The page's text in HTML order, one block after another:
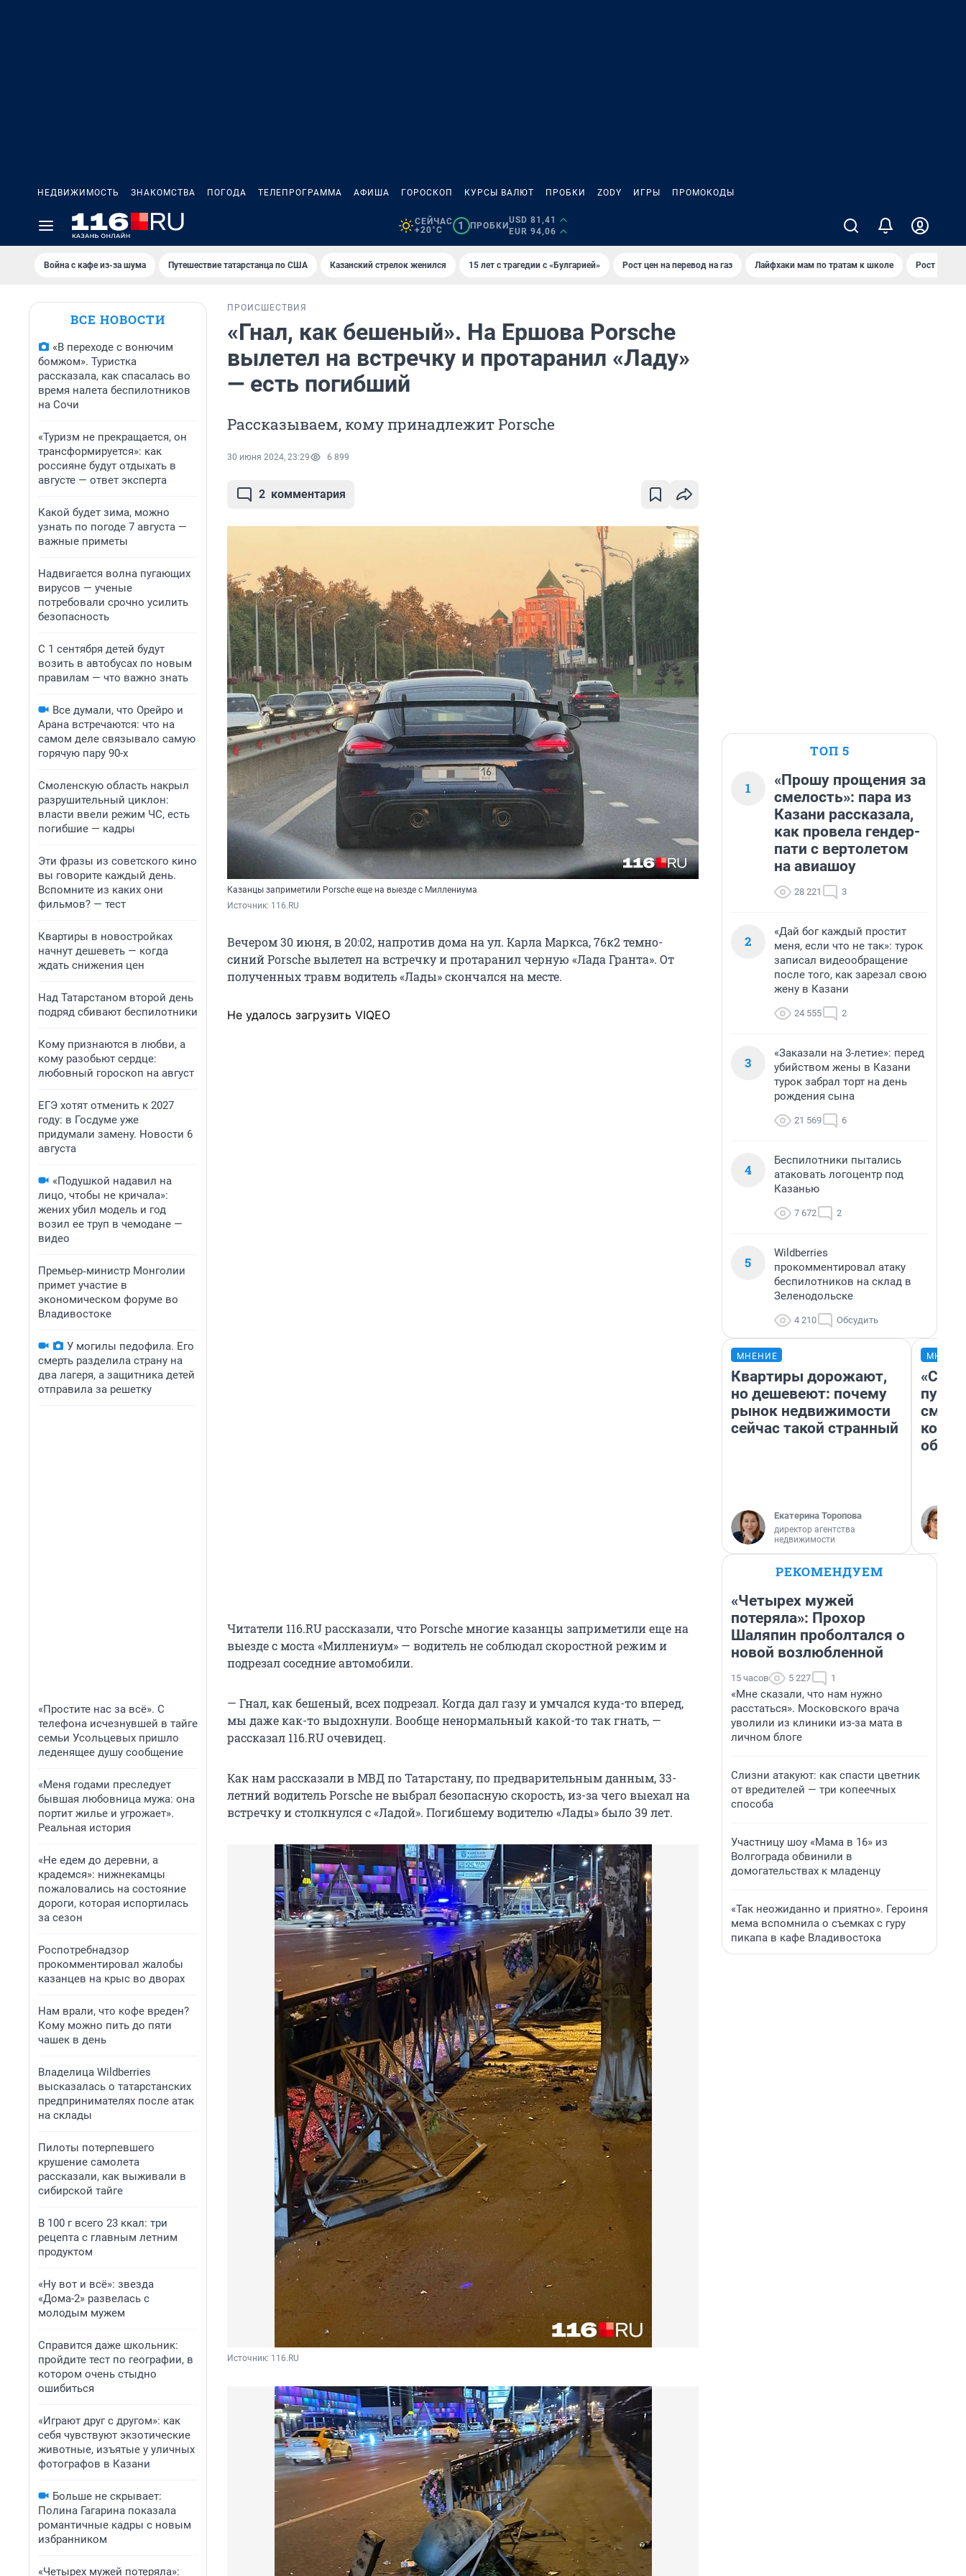
НЕДВИЖИМОСТЬ ЗНАКОМСТВА ПОГОДА ТЕЛЕПРОГРАММА АФИША ГОРОСКОП КУРСЫ ВАЛЮТ ПРОБКИ ZODY ИГРЫ ПРОМОКОДЫ
СЕЙЧАС
+20°C
1 ПРОБКИ
USD 81,41
EUR 94,06
Война с кафе из-за шума Путешествие татарстанца по США Казанский стрелок женился 15 лет с трагедии с «Булгарией» Рост цен на перевод на газ Лайфхаки мам по тратам к школе Рост цен на
ВСЕ НОВОСТИ
«В переходе с вонючим
бомжом». Туристка
рассказала, как спасалась во
время налета беспилотников
на Сочи
«Туризм не прекращается, он
трансформируется»: как
россияне будут отдыхать в
августе — ответ эксперта
Какой будет зима, можно
узнать по погоде 7 августа —
важные приметы
Надвигается волна пугающих
вирусов — ученые
потребовали срочно усилить
безопасность
С 1 сентября детей будут
возить в автобусах по новым
правилам — что важно знать
Все думали, что Орейро и
Арана встречаются: что на
самом деле связывало самую
горячую пару 90-х
Смоленскую область накрыл
разрушительный циклон:
власти ввели режим ЧС, есть
погибшие — кадры
Эти фразы из советского кино
вы говорите каждый день.
Вспомните из каких они
фильмов? — тест
Квартиры в новостройках
начнут дешеветь — когда
ждать снижения цен
Над Татарстаном второй день
подряд сбивают беспилотники
Кому признаются в любви, а
кому разобьют сердце:
любовный гороскоп на август
ЕГЭ хотят отменить к 2027
году: в Госдуме уже
придумали замену. Новости 6
августа
«Подушкой надавил на
лицо, чтобы не кричала»:
жених убил модель и год
возил ее труп в чемодане —
видео
Премьер‑министр Монголии
примет участие в
экономическом форуме во
Владивостоке
У могилы педофила. Его
смерть разделила страну на
два лагеря, а защитника детей
отправила за решетку
«Простите нас за всё». С
телефона исчезнувшей в тайге
семьи Усольцевых пришло
леденящее душу сообщение
«Меня годами преследует
бывшая любовница мужа: она
портит жилье и угрожает».
Реальная история
«Не едем до деревни, а
крадемся»: нижнекамцы
пожаловались на состояние
дороги, которая испортилась
за сезон
Роспотребнадзор
прокомментировал жалобы
казанцев на крыс во дворах
Нам врали, что кофе вреден?
Кому можно пить до пяти
чашек в день
Владелица Wildberries
высказалась о татарстанских
предпринимателях после атак
на склады
Пилоты потерпевшего
крушение самолета
рассказали, как выживали в
сибирской тайге
В 100 г всего 23 ккал: три
рецепта с главным летним
продуктом
«Ну вот и всё»: звезда
«Дома-2» развелась с
молодым мужем
Справится даже школьник:
пройдите тест по географии, в
котором очень стыдно
ошибиться
«Играют друг с другом»: как
себя чувствуют экзотические
животные, изъятые у уличных
фотографов в Казани
Больше не скрывает:
Полина Гагарина показала
романтичные кадры с новым
избранником
«Четырех мужей потеряла»:
ПРОИСШЕСТВИЯ
«Гнал, как бешеный». На Ершова Porsche
вылетел на встречку и протаранил «Ладу»
— есть погибший
Рассказываем, кому принадлежит Porsche
30 июня 2024, 23:29 6 899
2 комментария
Казанцы заприметили Porsche еще на выезде с Миллениума
Источник: 116.RU
Вечером 30 июня, в 20:02, напротив дома на ул. Карла Маркса, 76к2 темно-
синий Porsche вылетел на встречку и протаранил черную «Лада Гранта». От
полученных травм водитель «Лады» скончался на месте.
Не удалось загрузить VIQEO
Читатели 116.RU рассказали, что Porsche многие казанцы заприметили еще на
выезде с моста «Миллениум» — водитель не соблюдал скоростной режим и
подрезал соседние автомобили.
— Гнал, как бешеный, всех подрезал. Когда дал газу и умчался куда-то вперед,
мы даже как-то выдохнули. Вообще ненормальный какой-то так гнать, —
рассказал 116.RU очевидец.
Как нам рассказали в МВД по Татарстану, по предварительным данным, 33-
летний водитель Porsche не выбрал безопасную скорость, из-за чего выехал на
встречку и столкнулся с «Ладой». Погибшему водителю «Лады» было 39 лет.
Источник: 116.RU
ТОП 5
1
«Прошу прощения за
смелость»: пара из
Казани рассказала,
как провела гендер-
пати с вертолетом
на авиашоу
28 221 3
2
«Дай бог каждый простит
меня, если что не так»: турок
записал видеообращение
после того, как зарезал свою
жену в Казани
24 555 2
3
«Заказали на 3-летие»: перед
убийством жены в Казани
турок забрал торт на день
рождения сына
21 569 6
4
Беспилотники пытались
атаковать логоцентр под
Казанью
7 672 2
5
Wildberries
прокомментировал атаку
беспилотников на склад в
Зеленодольске
4 210 Обсудить
МНЕНИЕ
Квартиры дорожают,
но дешевеют: почему
рынок недвижимости
сейчас такой странный
Екатерина Торопова
директор агентства
недвижимости
РЕКОМЕНДУЕМ
«Четырех мужей
потеряла»: Прохор
Шаляпин проболтался о
новой возлюбленной
15 часов 5 227 1
«Мне сказали, что нам нужно
расстаться». Московского врача
уволили из клиники из-за мата в
личном блоге
Слизни атакуют: как спасти цветник
от вредителей — три копеечных
способа
Участницу шоу «Мама в 16» из
Волгограда обвинили в
домогательствах к младенцу
«Так неожиданно и приятно». Героиня
мема вспомнила о съемках с гуру
пикапа в кафе Владивостока